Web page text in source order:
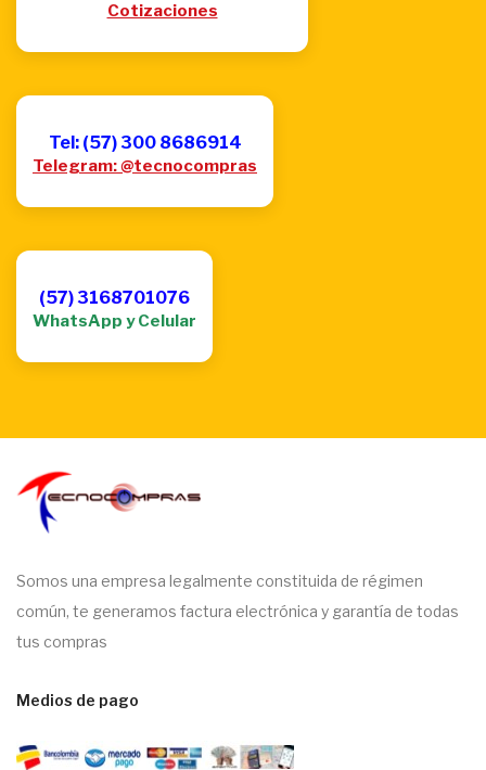
Cotizaciones
Tel: (57) 300 8686914
Telegram: @tecnocompras
(57) 3168701076
WhatsApp y Celular
Somos una empresa legalmente constituida de régimen
común, te generamos factura electrónica y garantía de todas
tus compras
Medios de pago